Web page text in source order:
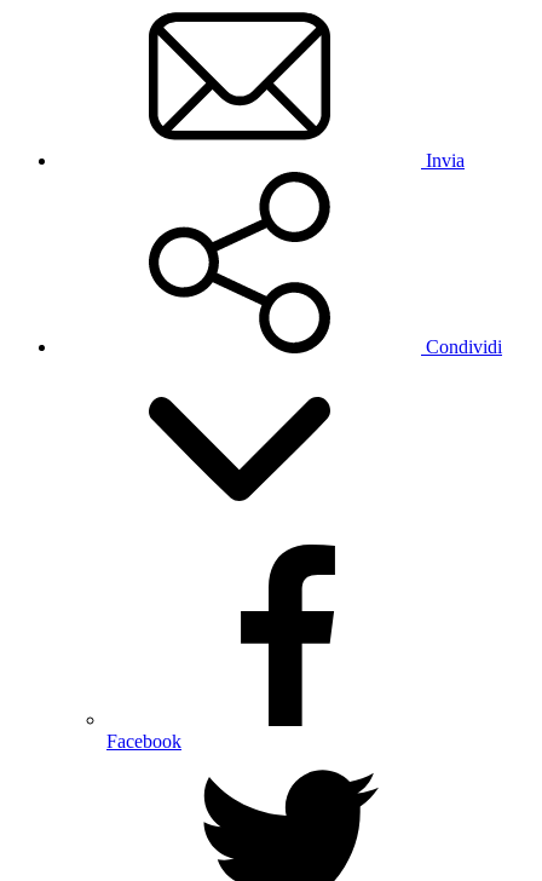
Invia
Condividi
Facebook